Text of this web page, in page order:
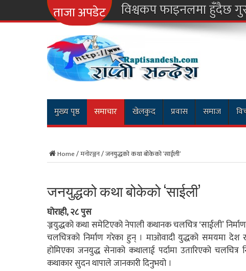
ताजा अपडेट
मुख्य पृष्ठ समाचार खेलकुद प्रवास समाज
Home/मनोरञ्जन/जनयुद्धको कथा बोकेको ‘साईली’
जनयुद्धको कथा बोकेको ‘साईली’
घोराही, २८ पुस
ज्नयुद्धको कथा समेटिएको नेपाली कथानक चलचित्र ‘साईली’
चलचित्रको निर्माण गरेका हुन् । माओवादी युद्धको समयमा
होमिएका जनयुद्ध सेनाको कथालाई पर्दामा उतारिएको चलचित्र
कथाकार सुदन थापाले जानकारी दिनुभयो ।